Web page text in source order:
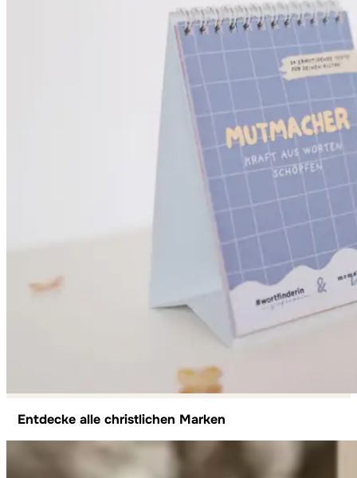
Entdecke alle christlichen Marken